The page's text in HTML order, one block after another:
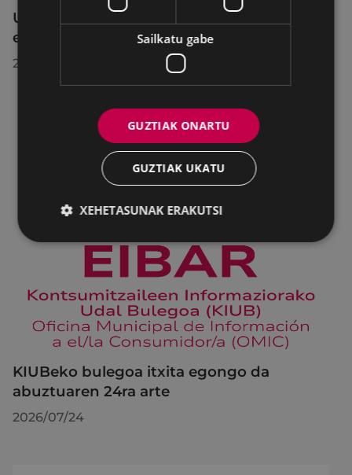
Udalbatzak 2026ko uztailaren 27an
egindako bilkuran hartutako erabakiak
2026/07/28
KIUBeko bulegoa itxita egongo da
abuztuaren 24ra arte
2026/07/24
Sailkatu gabe
GUZTIAK ONARTU
GUZTIAK UKATU
XEHETASUNAK ERAKUTSI